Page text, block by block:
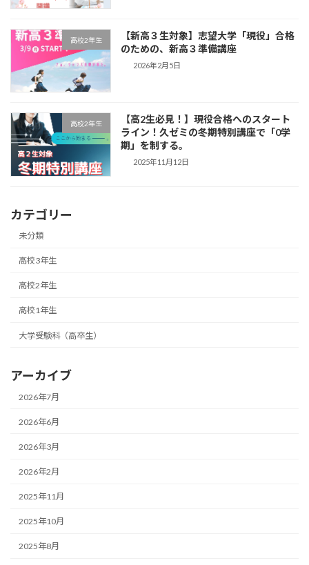
高校2年生
【新高３生対象】志望大学「現役」合格
のための、新高３準備講座
2026年2月5日
高校2年生
【高2生必見！】現役合格へのスタート
ライン！久ゼミの冬期特別講座で「0学
期」を制する。
2025年11月12日
カテゴリー
未分類
高校3年生
高校2年生
高校1年生
大学受験科（高卒生）
アーカイブ
2026年7月
2026年6月
2026年3月
2026年2月
2025年11月
2025年10月
2025年8月